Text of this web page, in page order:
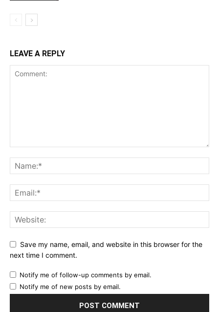
LEAVE A REPLY
Save my name, email, and website in this browser for the
next time I comment.
Notify me of follow-up comments by email.
Notify me of new posts by email.